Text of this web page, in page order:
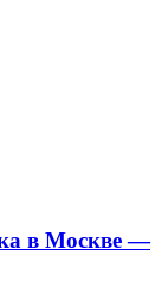
в Москве —